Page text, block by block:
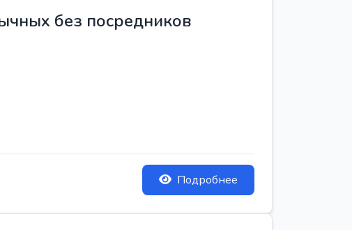
без посредников
Подробнее